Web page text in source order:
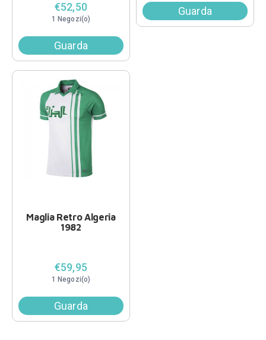
€52,50
1 Negozi(o)
Guarda
Guarda
Maglia Retro Algeria
1982
€59,95
1 Negozi(o)
Guarda